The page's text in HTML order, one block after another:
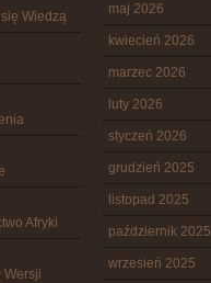
Wiedzą
Afryki
Wersji
maj 2026
kwiecień 2026
marzec 2026
luty 2026
styczeń 2026
grudzień 2025
listopad 2025
październik 2025
wrzesień 2025